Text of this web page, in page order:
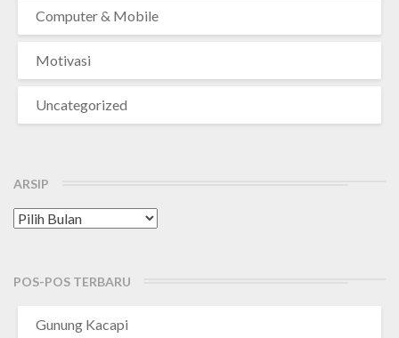
Computer & Mobile
Motivasi
Uncategorized
ARSIP
Arsip
POS-POS TERBARU
Gunung Kacapi